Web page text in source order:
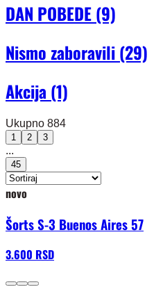
DAN POBEDE(9)
Nismo zaboravili(29)
Akcija (1)
Ukupno 884
1 2 3
...
45
novo
Šorts S-3 Buenos Aires 57
3.600 RSD